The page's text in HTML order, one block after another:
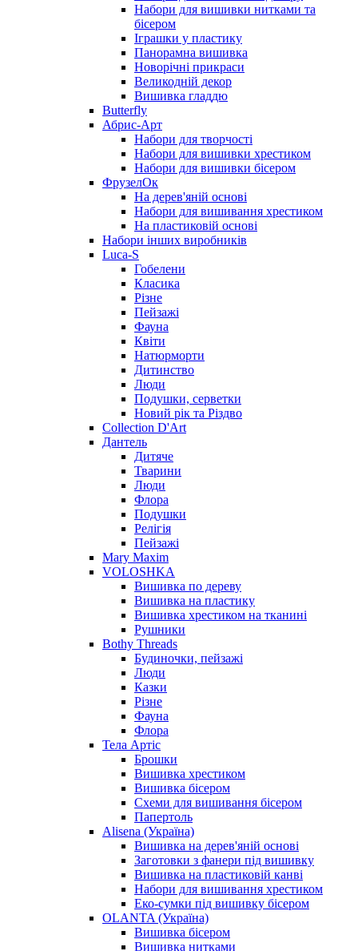
Набори для вишивки нитками та
бісером
Іграшки у пластику
Панорамна вишивка
Новорічні прикраси
Великодній декор
Вишивка гладдю
Butterfly
Абрис-Арт
Набори для творчості
Набори для вишивки хрестиком
Набори для вишивки бісером
ФрузелОк
На дерев'яній основі
Набори для вишивання хрестиком
На пластиковій основі
Набори інших виробників
Luca-S
Гобелени
Класика
Різне
Пейзажі
Фауна
Квіти
Натюрморти
Дитинство
Люди
Подушки, серветки
Новий рік та Різдво
Collection D'Art
Дантель
Дитяче
Тварини
Люди
Флора
Подушки
Релігія
Пейзажі
Mary Maxim
VOLOSHKA
Вишивка по дереву
Вишивка на пластику
Вишивка хрестиком на тканині
Рушники
Bothy Threads
Будиночки, пейзажі
Люди
Казки
Різне
Фауна
Флора
Тела Артіс
Брошки
Вишивка хрестиком
Вишивка бісером
Схеми для вишивання бісером
Папертоль
Alisena (Україна)
Вишивка на дерев'яній основі
Заготовки з фанери під вишивку
Вишивка на пластиковій канві
Набори для вишивання хрестиком
Еко-сумки під вишивку бісером
OLANTA (Україна)
Вишивка бісером
Вишивка нитками